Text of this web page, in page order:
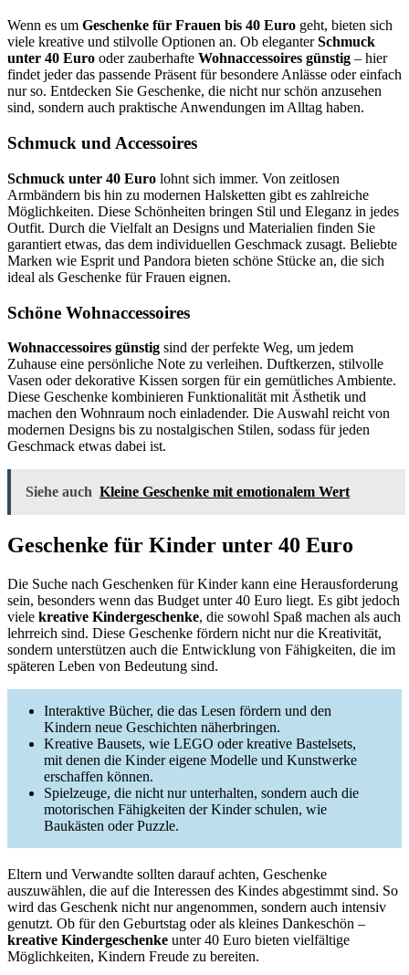
Wenn es um Geschenke für Frauen bis 40 Euro geht, bieten sich
viele kreative und stilvolle Optionen an. Ob eleganterSchmuck
unter 40 Euro oder zauberhafte Wohnaccessoires günstig – hier
findet jeder das passende Präsent für besondere Anlässe oder einfach
nur so. Entdecken Sie Geschenke, die nicht nur schön anzusehen
sind, sondern auch praktische Anwendungen im Alltag haben.
Schmuck und Accessoires
Schmuck unter 40 Euro lohnt sich immer. Von zeitlosen
Armbändern bis hin zu modernen Halsketten gibt es zahlreiche
Möglichkeiten. Diese Schönheiten bringen Stil und Eleganz in jedes
Outfit. Durch die Vielfalt an Designs und Materialien finden Sie
garantiert etwas, das dem individuellen Geschmack zusagt. Beliebte
Marken wie Esprit und Pandora bieten schöne Stücke an, die sich
ideal als Geschenke für Frauen eignen.
Schöne Wohnaccessoires
Wohnaccessoires günstig sind der perfekte Weg, um jedem
Zuhause eine persönliche Note zu verleihen. Duftkerzen, stilvolle
Vasen oder dekorative Kissen sorgen für ein gemütliches Ambiente.
Diese Geschenke kombinieren Funktionalität mit Ästhetik und
machen den Wohnraum noch einladender. Die Auswahl reicht von
modernen Designs bis zu nostalgischen Stilen, sodass für jeden
Geschmack etwas dabei ist.
Siehe auch Kleine Geschenke mit emotionalem Wert
Geschenke für Kinder unter 40 Euro
Die Suche nach Geschenken für Kinder kann eine Herausforderung
sein, besonders wenn das Budget unter 40 Euro liegt. Es gibt jedoch
viele kreative Kindergeschenke, die sowohl Spaß machen als auch
lehrreich sind. Diese Geschenke fördern nicht nur die Kreativität,
sondern unterstützen auch die Entwicklung von Fähigkeiten, die im
späteren Leben von Bedeutung sind.
Interaktive Bücher, die das Lesen fördern und den
Kindern neue Geschichten näherbringen.
Kreative Bausets, wie LEGO oder kreative Bastelsets,
mit denen die Kinder eigene Modelle und Kunstwerke
erschaffen können.
Spielzeuge, die nicht nur unterhalten, sondern auch die
motorischen Fähigkeiten der Kinder schulen, wie
Baukästen oder Puzzle.
Eltern und Verwandte sollten darauf achten, Geschenke
auszuwählen, die auf die Interessen des Kindes abgestimmt sind. So
wird das Geschenk nicht nur angenommen, sondern auch intensiv
genutzt. Ob für den Geburtstag oder als kleines Dankeschön –
kreative Kindergeschenke unter 40 Euro bieten vielfältige
Möglichkeiten, Kindern Freude zu bereiten.